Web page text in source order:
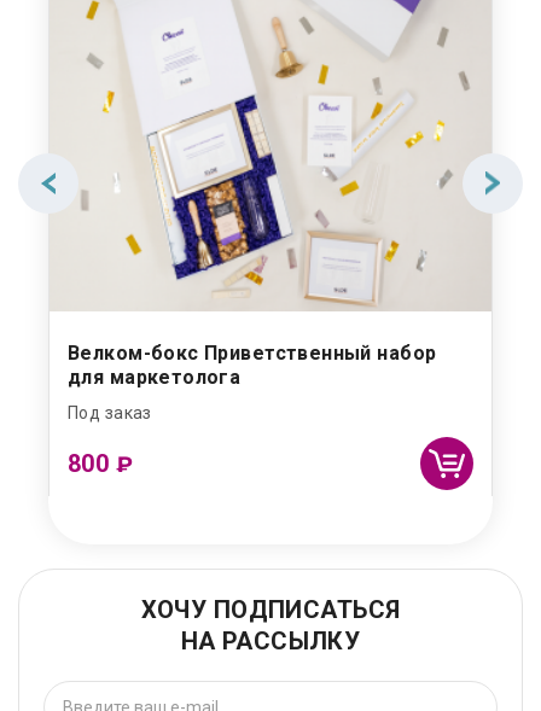
Велком-бокс Приветственный набор
для маркетолога
Под заказ
800 ₽
ХОЧУ ПОДПИСАТЬСЯ
НА РАССЫЛКУ